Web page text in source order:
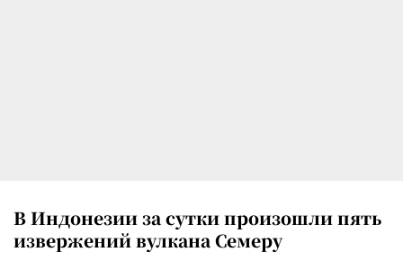
В Индонезии за сутки произошли пять
извержений вулкана Семеру